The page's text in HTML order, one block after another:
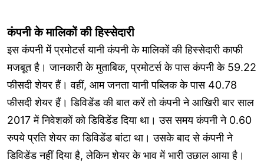
कंपनी के मालिकों की हिस्सेदारी
इस कंपनी में प्रमोटर्स यानी कंपनी के मालिकों की हिस्सेदारी काफी
मजबूत है। जानकारी के मुताबिक, प्रमोटर्स के पास कंपनी के 59.22
फीसदी शेयर हैं। वहीं, आम जनता यानी पब्लिक के पास 40.78
फीसदी शेयर हैं। डिविडेंड की बात करें तो कंपनी ने आखिरी बार साल
2017 में निवेशकों को डिविडेंड दिया था। उस समय कंपनी ने 0.60
रुपये प्रति शेयर का डिविडेंड बांटा था। उसके बाद से कंपनी ने
डिविडेंड नहीं दिया है, लेकिन शेयर के भाव में भारी उछाल आया है।